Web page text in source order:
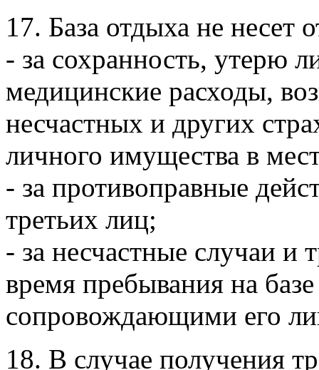
17. База отдыха не несет
- за сохранность, утерю
медицинские расходы,
несчастных и других
личного имущества в
- за противоправные
третьих лиц;
- за несчастные случаи
время пребывания на
сопровождающими его
18. В случае получения